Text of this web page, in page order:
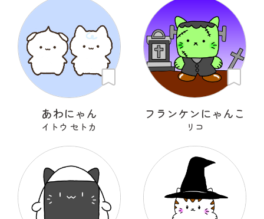
あわにゃん
イトウ セトカ
フランケンにゃんこ
リコ